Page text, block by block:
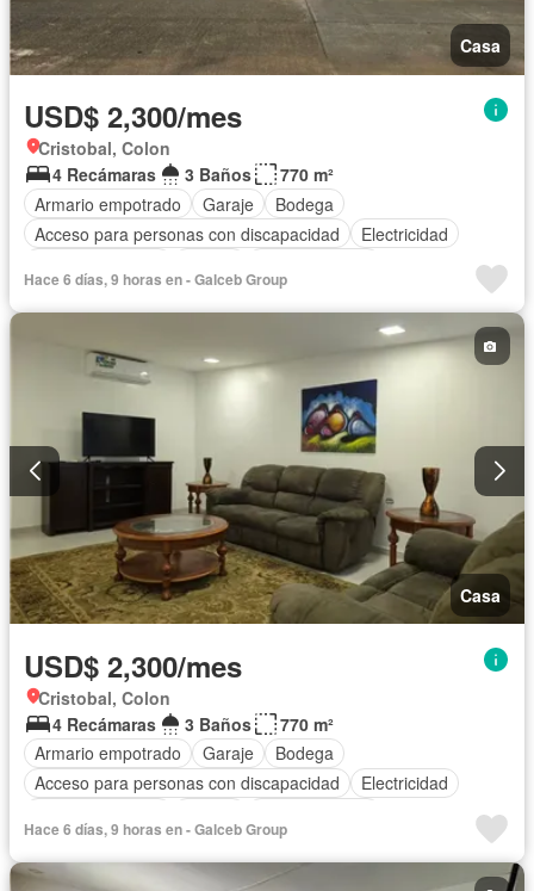
Casa
USD$ 2,300/mes
Cristobal, Colon
4 Recámaras
3 Baños
770 m²
Armario empotrado
Garaje
Bodega
Acceso para personas con discapacidad
Electricidad
Cuarto de servicio
Agua Patio
Hace 6 días, 9 horas en - Galceb Group
Casa
USD$ 2,300/mes
Cristobal, Colon
4 Recámaras
3 Baños
770 m²
Armario empotrado
Garaje
Bodega
Acceso para personas con discapacidad
Electricidad
Cuarto de servicio
Agua Patio
Hace 6 días, 9 horas en - Galceb Group